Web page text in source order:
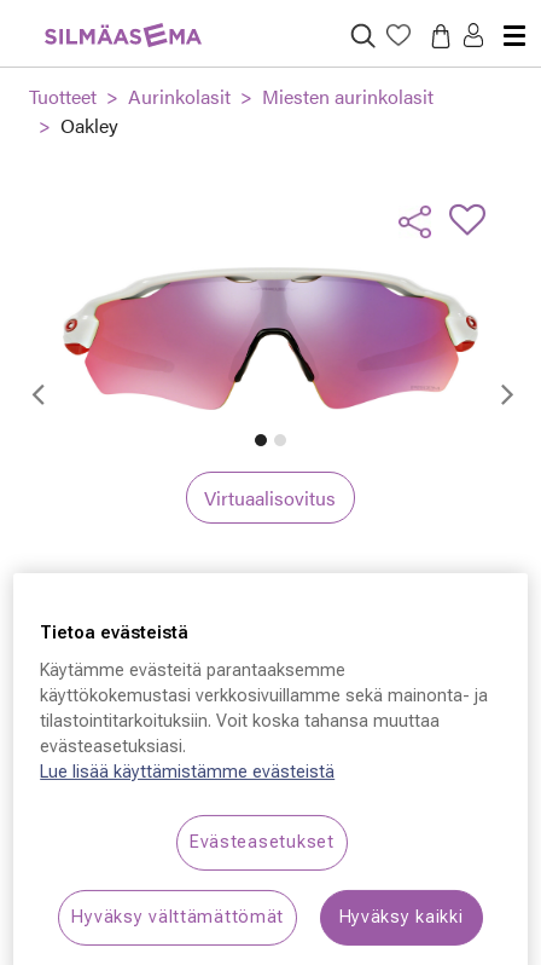
Tuotteet Aurinkolasit
Miesten aurinkolasit
Oakley
Edellinen
Virtuaalisovitus
Oakley Radar EV Path
9208, 920805 38 - 138 -
128
Synttäriale: erä merkkiaurinkolaseja –50 %,
katso alennetut tuotteet!
Tietoa evästeistä
Käytämme evästeitä parantaaksemme
käyttökokemustasi verkkosivuillamme sekä mainonta- ja
tilastointitarkoituksiin. Voit koska tahansa muuttaa
evästeasetuksiasi.
Lue lisää käyttämistämme evästeistä
Evästeasetukset
Hyväksy välttämättömät Hyväksy kaikki